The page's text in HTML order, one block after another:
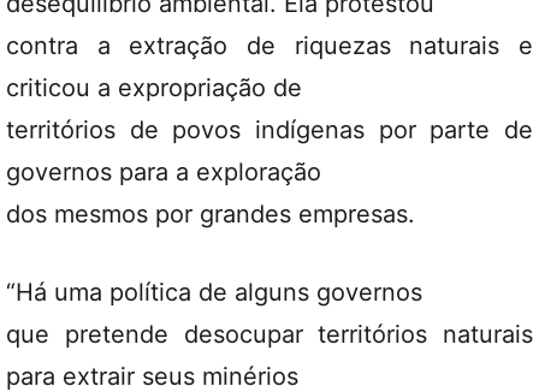
contra a extração de riquezas naturais e
criticou a expropriação de
territórios de povos indígenas por parte de
governos para a exploração
dos mesmos por grandes empresas.
“Há uma política de alguns governos
que pretende desocupar territórios naturais
para extrair seus minérios